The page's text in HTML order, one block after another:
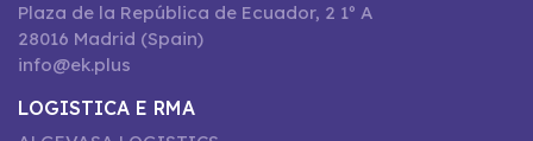
Plaza de la República de Ecuador, 2 1º A
28016 Madrid (Spain)
info@ek.plus
LOGISTICA E RMA